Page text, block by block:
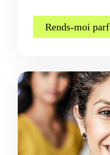
Rends-moi